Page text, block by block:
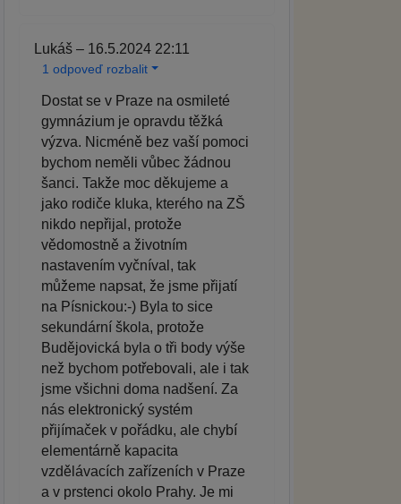
Lukáš – 16.5.2024 22:11
1 odpoveď rozbalit
Dostat se v Praze na osmileté
gymnázium je opravdu těžká
výzva. Nicméně bez vaší pomoci
bychom neměli vůbec žádnou
šanci. Takže moc děkujeme a
jako rodiče kluka, kterého na ZŠ
nikdo nepřijal, protože
vědomostně a životním
nastavením vyčníval, tak
můžeme napsat, že jsme přijatí
na Písnickou:-) Byla to sice
sekundární škola, protože
Budějovická byla o tři body výše
než bychom potřebovali, ale i tak
jsme všichni doma nadšení. Za
nás elektronický systém
přijímaček v pořádku, ale chybí
elementárně kapacita
vzdělávacích zařízeních v Praze
a v prstenci okolo Prahy. Je mi